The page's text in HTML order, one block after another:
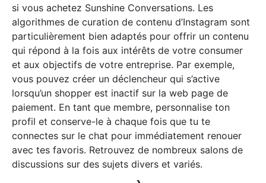
si vous achetez Sunshine Conversations. Les
algorithmes de curation de contenu d’Instagram sont
particulièrement bien adaptés pour offrir un contenu
qui répond à la fois aux intérêts de votre consumer
et aux objectifs de votre entreprise. Par exemple,
vous pouvez créer un déclencheur qui s’active
lorsqu’un shopper est inactif sur la web page de
paiement. En tant que membre, personnalise ton
profil et conserve-le à chaque fois que tu te
connectes sur le chat pour immédiatement renouer
avec tes favoris. Retrouvez de nombreux salons de
discussions sur des sujets divers et variés.